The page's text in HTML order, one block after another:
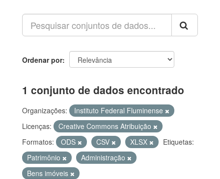
Ordenar por
1 conjunto de dados encontrado
Organizações:
Instituto Federal Fluminense
Licenças:
Creative Commons Atribuição
Formatos:
ODS CSV XLSX
Etiquetas:
Patrimônio
Administração
Bens imóveis